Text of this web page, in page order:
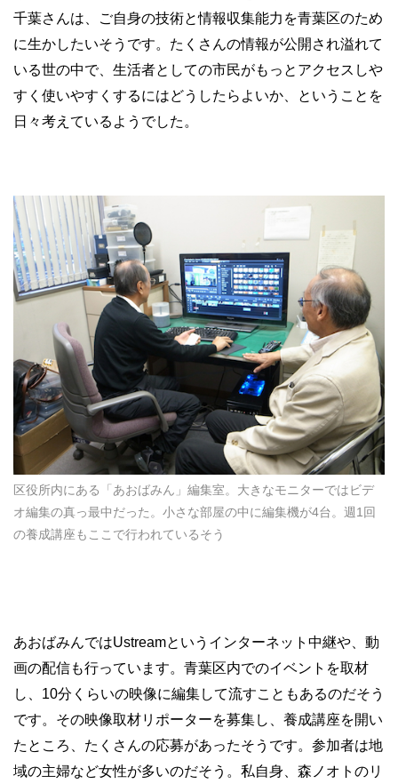
千葉さんは、ご自身の技術と情報収集能力を青葉区のため
に生かしたいそうです。たくさんの情報が公開され溢れて
いる世の中で、生活者としての市民がもっとアクセスしや
すく使いやすくするにはどうしたらよいか、ということを
日々考えているようでした。
区役所内にある「あおばみん」編集室。大きなモニターではビデ
オ編集の真っ最中だった。小さな部屋の中に編集機が4台。週1回
の養成講座もここで行われているそう
あおばみんではUstreamというインターネット中継や、動
画の配信も行っています。青葉区内でのイベントを取材
し、10分くらいの映像に編集して流すこともあるのだそう
です。その映像取材リポーターを募集し、養成講座を開い
たところ、たくさんの応募があったそうです。参加者は地
域の主婦など女性が多いのだそう。私自身、森ノオトのリ